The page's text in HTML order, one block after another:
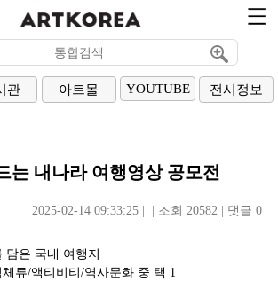
관 아트몰 YOUTUBE 전시정보
는 내나라 여행영상 공모전
2025-02-14 09:33:25| 조회 20582| 댓글 0
담은 국내 여행지
류/액티비티/역사문화 중 택 1